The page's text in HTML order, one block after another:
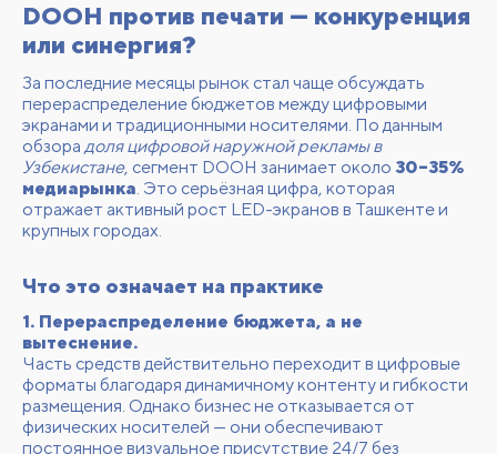
DOOH против печати — конкуренция
или синергия?
За последние месяцы рынок стал чаще обсуждать
перераспределение бюджетов между цифровыми
экранами и традиционными носителями. По данным
обзора доля цифровой наружной рекламы в
Узбекистане, сегмент DOOH занимает около 30–35%
медиарынка. Это серьёзная цифра, которая
отражает активный рост LED-экранов в Ташкенте и
крупных городах.
Что это означает на практике
1. Перераспределение бюджета, а не
вытеснение.
Часть средств действительно переходит в цифровые
форматы благодаря динамичному контенту и гибкости
размещения. Однако бизнес не отказывается от
физических носителей — они обеспечивают
постоянное визуальное присутствие 24/7 без